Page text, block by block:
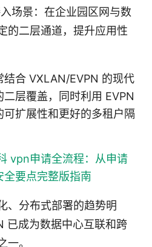
场景：在企业园区网与数
的二层通道，提升应用性
结合 VXLAN/EVPN 的现代
层覆盖，同时利用 EVPN
扩展性和更好的多租户隔
vpn申请全流程：从申请
全要点完整版指南
、分布式部署的趋势明
已成为数据中心互联和跨
一。